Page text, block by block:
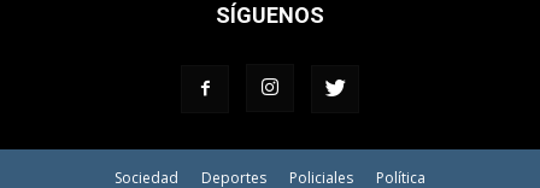
SÍGUENOS
Sociedad Deportes Policiales Política